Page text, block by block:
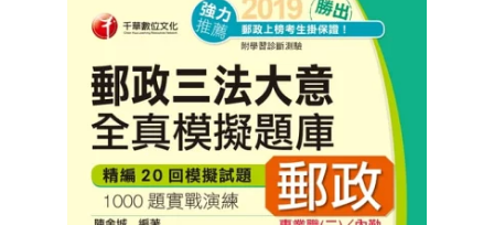
天天免運 美食蛋糕 養生保健
居家生活 3C家電 運動休閒 親子玩具
男裝 化妝保養